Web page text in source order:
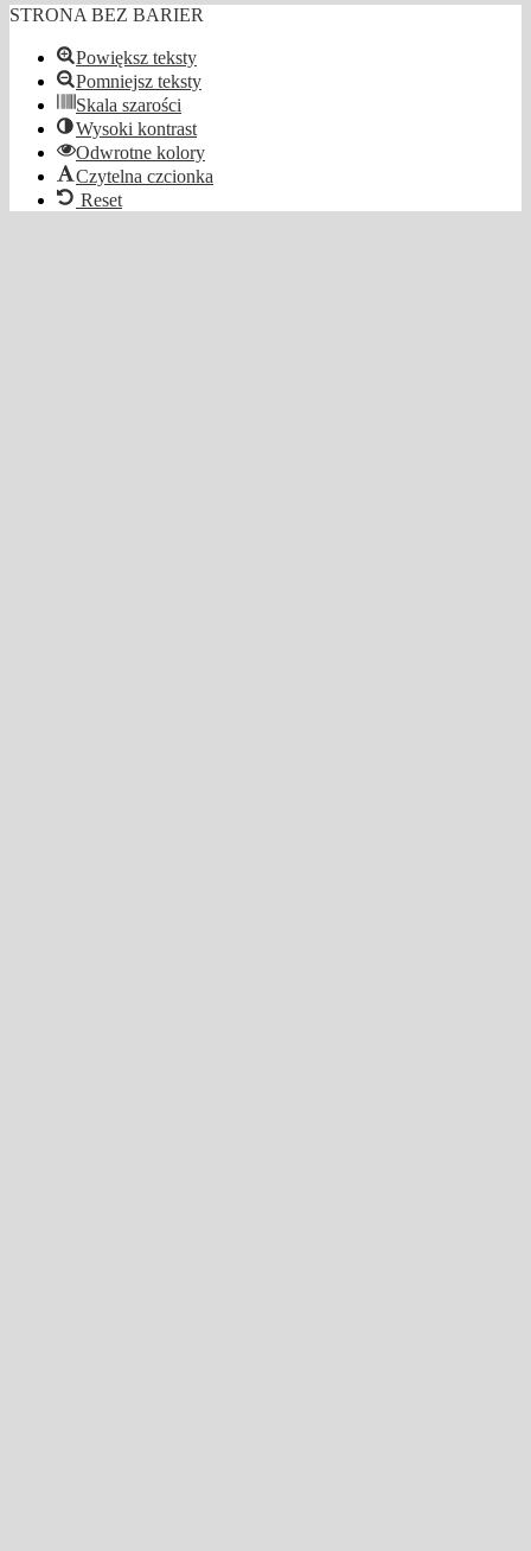
STRONA BEZ BARIER
Powiększ teksty
Pomniejsz teksty
Skala szarości
Wysoki kontrast
Odwrotne kolory
Czytelna czcionka
Reset